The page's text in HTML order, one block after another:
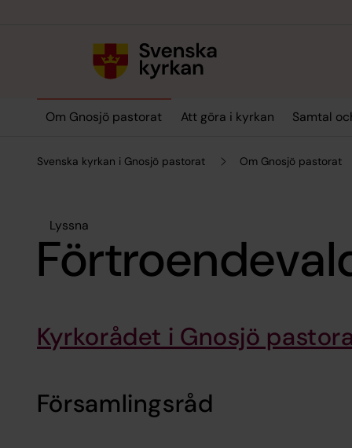
Om Gnosjö pastorat Att göra i kyrkan Samtal
Svenska kyrkan i Gnosjö pastorat Om Gnosjö pastorat
Lyssna
Kyrkorådet i Gnosjö
Församlingsråd